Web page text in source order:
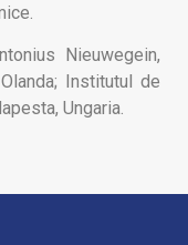
Nieuwegein,
Institutul de
Ungaria.